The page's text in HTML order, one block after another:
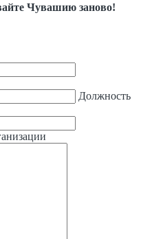
Чувашию заново!
Должность